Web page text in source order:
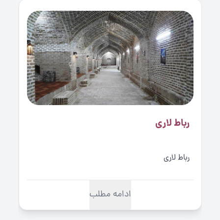
افسر رییس انجمن ادبی ایران غزلی را به مسابقه
گذاشت و شاعران زیادی آن غزل را استقبال کردند
و این غزل را عماد تربتی سرود
عشق مهرویان به جز خون جگر دارد؟ ندارد
آه و زاری در دل آنان اثر دارد؟ ندارد
مدتی دل را به خون آغشته کردم تا نسوزد
آتش عشق اعتنا بر خشک و تر دارد؟
ندارد
آخر این تیره شب اندر پی سحر
عشقش لیک کبک از چنگل شاهین
چون پدر شد پیر، دستش را پسر گیرد؟
نگیرد از پسر جز بهره منظوری پدر
دارد؟ ندارد
رباط لاری
رباط لاری
ادامه مطلب